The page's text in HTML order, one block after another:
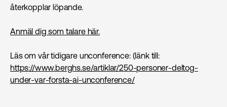
återkopplar löpande.
Anmäl dig som talare här.
Läs om vår tidigare unconference: (länk till:
https://www.berghs.se/artiklar/250-personer-deltog-
under-var-forsta-ai-unconference/